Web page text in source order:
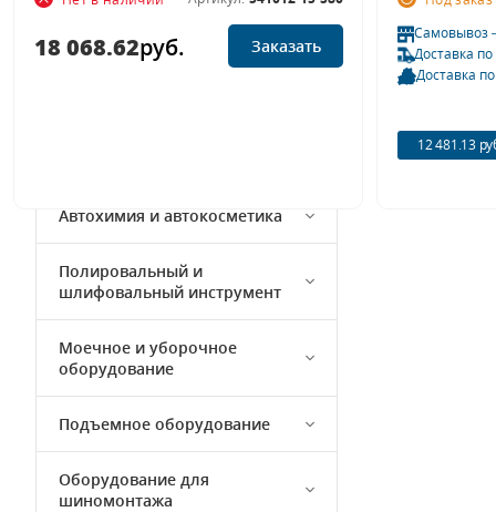
Окрасочное оборудование
Автохимия и автокосметика
Полировальный и
шлифовальный инструмент
Моечное и уборочное
оборудование
Подъемное оборудование
Оборудование для
шиномонтажа
18 068.62руб. Заказать
Самовывоз
Доставка
Доставка
12 481.13